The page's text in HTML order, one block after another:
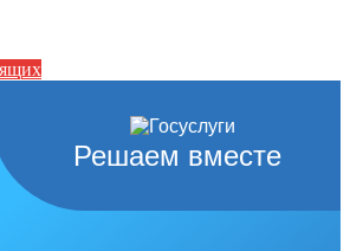
Решаем вместе